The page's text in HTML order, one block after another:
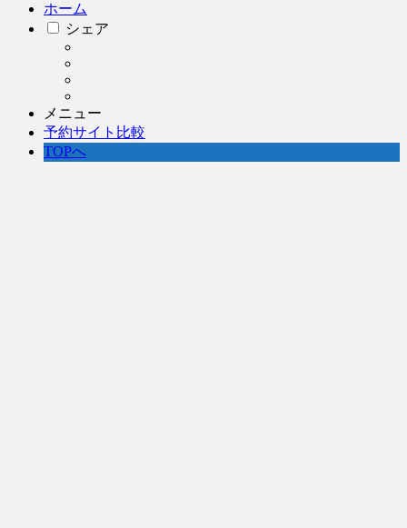
ホーム
シェア
メニュー
予約サイト比較
TOPへ